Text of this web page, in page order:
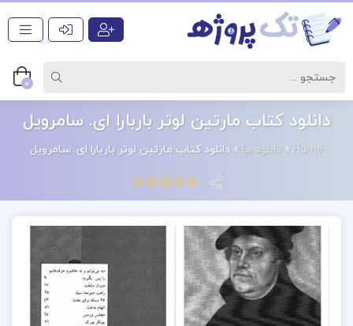
0
دانلود کتاب مارتین لوتر باربارا ای. سامرویل
Home
» دانلود ها » دانلود کتاب مارتین لوتر باربارا ای. سامرویل